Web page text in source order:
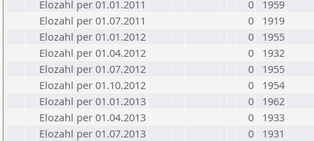
Elozahl per 01.01.2011
0
1959
Elozahl per 01.07.2011
0
1919
Elozahl per 01.01.2012
0
1955
Elozahl per 01.04.2012
0
1932
Elozahl per 01.07.2012
0
1955
Elozahl per 01.10.2012
0
1954
Elozahl per 01.01.2013
0
1962
Elozahl per 01.04.2013
0
1933
Elozahl per 01.07.2013
0
1931